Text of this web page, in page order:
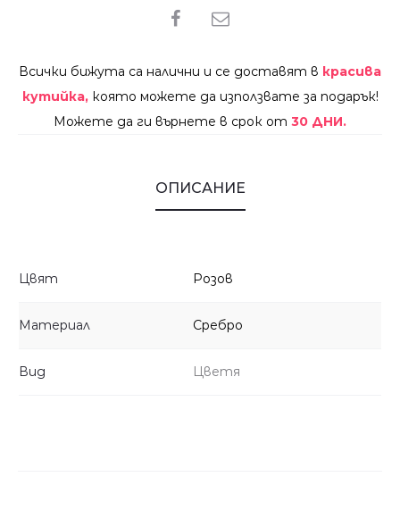
SHARE
Всички бижута са налични и се доставят в красива
кутийка, която можете да използвате за подарък!
Можете да ги върнете в срок от 30 ДНИ.
ОПИСАНИЕ
Цвят Розов
Материал Сребро
Вид Цветя